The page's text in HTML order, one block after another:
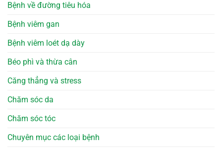
Bệnh về đường tiêu hóa
Bệnh viêm gan
Bệnh viêm loét dạ dày
Béo phì và thừa cân
Căng thẳng và stress
Chăm sóc da
Chăm sóc tóc
Chuyên mục các loại bệnh